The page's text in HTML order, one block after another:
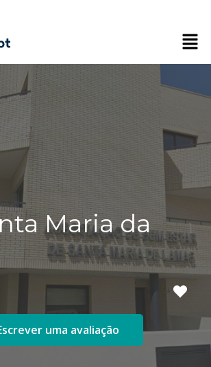
Maria da
uma avaliação